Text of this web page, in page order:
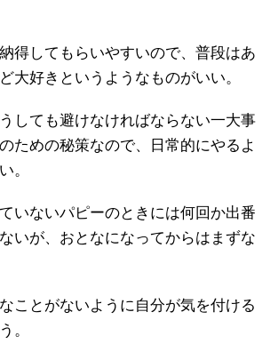
得してもらいやすいので、普段はあ
大好きというようなものがいい。
しても避けなければならない一大事
ための秘策なので、日常的にやるよ
。
いないパピーのときには何回か出番
いが、おとなになってからはまずな
ことがないように自分が気を付ける
。